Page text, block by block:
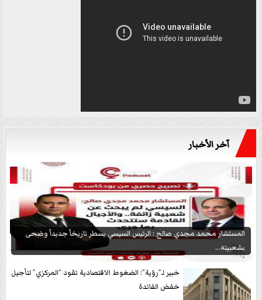
آخر الأخبار
المستشار محمد مجدي صالح : الرئيس السيسي يسطر تاريخاً جديداً وضحى
بشعبيته...
خبير لـ”رؤية”: الضغوط الاقتصادية تقود ”المركزي” لتأجيل
خفض الفائدة